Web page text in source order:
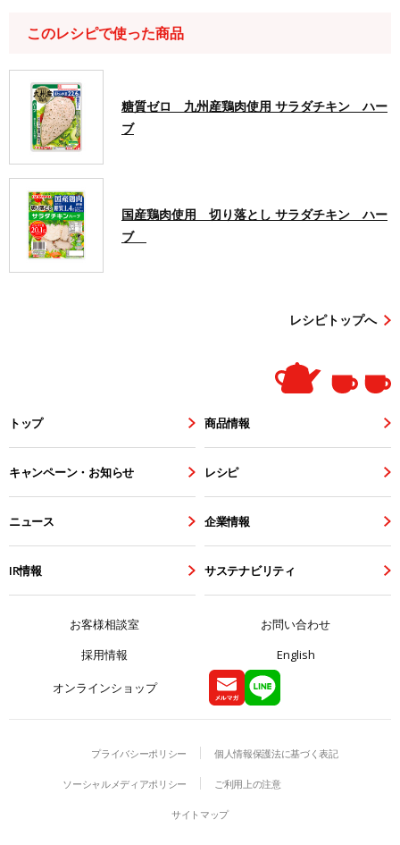
このレシピで使った商品
糖質ゼロ 九州産鶏肉使用 サラダチキン ハー
ブ
国産鶏肉使用 切り落とし サラダチキン ハー
ブ
レシピトップへ
トップ 商品情報
キャンペーン・お知らせ レシピ
ニュース 企業情報
IR情報 サステナビリティ
お客様相談室
お問い合わせ
採用情報
English
オンラインショップ
プライバシーポリシー 個人情報保護法に基づく表記
ソーシャルメディアポリシー ご利用上の注意
サイトマップ